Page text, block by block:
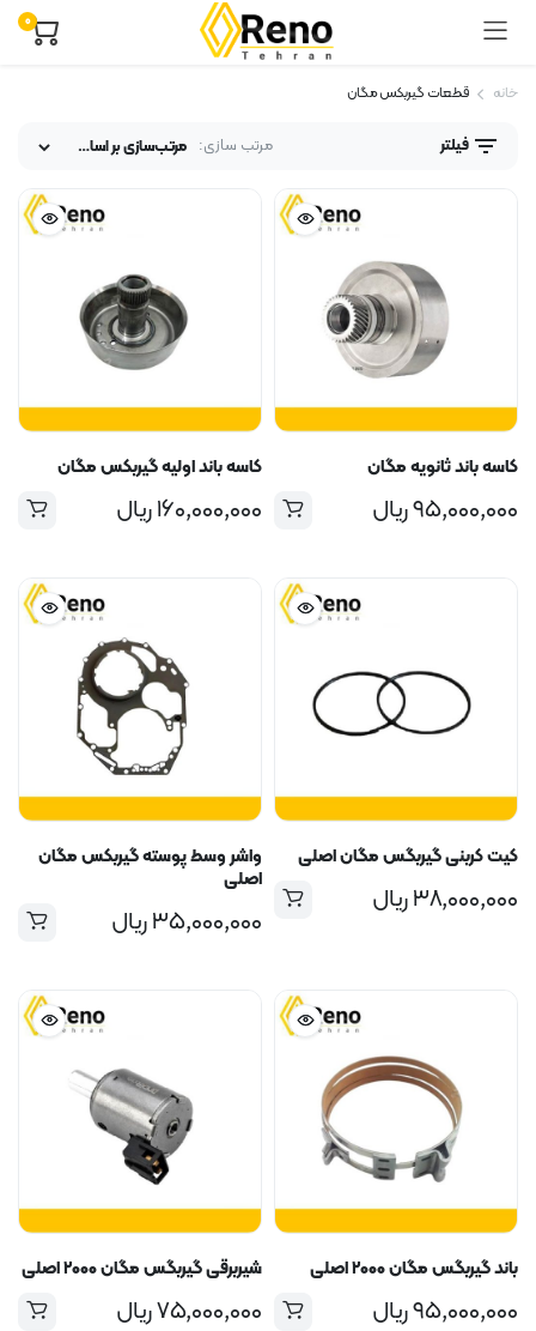
0
خانه قطعات گیربکس مگان
فیلتر مرتب سازی:
کاسه باند ثانویه مگان
۹۵,۰۰۰,۰۰۰ریال
کاسه باند اولیه گیربکس مگان
۱۶۰,۰۰۰,۰۰۰ریال
کیت کربنی گیربگس مگان اصلی
۳۸,۰۰۰,۰۰۰ریال
واشر وسط پوسته گیربکس مگان
اصلی
۳۵,۰۰۰,۰۰۰ریال
باند گیربگس مگان ۲۰۰۰ اصلی
۹۵,۰۰۰,۰۰۰ریال
شیربرقی گیربگس مگان ۲۰۰۰ اصلی
۷۵,۰۰۰,۰۰۰ریال